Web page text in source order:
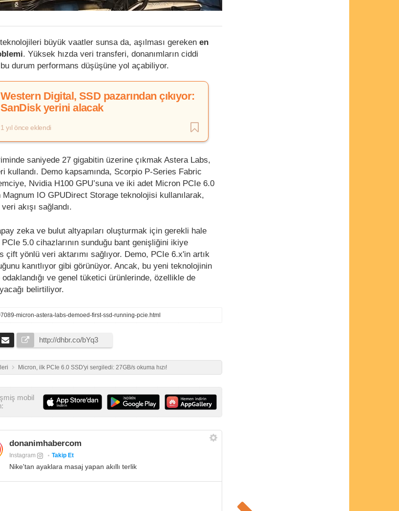
büyük vaatler sunsa da, aşılması gereken en
. Yüksek hızda veri transferi, donanımların ciddi
durum performans düşüşüne yol açabiliyor.
Western Digital, SSD pazarından çıkıyor:
SanDisk yerini alacak
1 yıl önce eklendi
saniyede 27 gigabitin üzerine çıkmak Astera Labs,
kullandı. Demo kapsamında, Scorpio P-Series Fabric
Nvidia H100 GPU’suna ve iki adet Micron PCIe 6.0
Magnum IO GPUDirect Storage teknolojisi kullanılarak,
akışı sağlandı.
zeka ve bulut altyapıları oluşturmak için gerekli hale
5.0 cihazlarının sunduğu bant genişliğini ikiye
çift yönlü veri aktarımı sağlıyor. Demo, PCIe 6.x'in artık
kanıtlıyor gibi görünüyor. Ancak, bu yeni teknolojinin
ve genel tüketici ürünlerinde, özellikle de
belirtiliyor.
micron-astera-labs-demoed-first-ssd-running-pcie.html
Micron, ilk PCIe 6.0 SSD'yi sergiledi: 27GB/s okuma hızı!
mobil
donanimhabercom
Instagram Takip Et
Nike'tan ayaklara masaj yapan akıllı terlik